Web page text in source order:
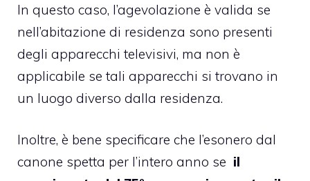
In questo caso, l’agevolazione è valida se
nell’abitazione di residenza sono presenti
degli apparecchi televisivi, ma non è
applicabile se tali apparecchi si trovano in
un luogo diverso dalla residenza.
Inoltre, è bene specificare che l’esonero dal
canone spetta per l’intero anno se il